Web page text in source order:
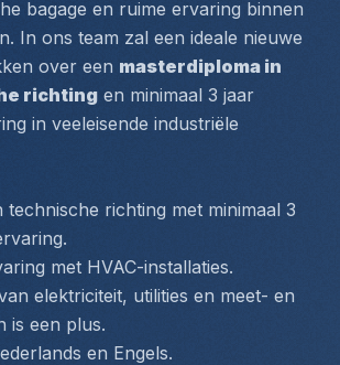
bagage en ruime ervaring binnen
In ons team zal een ideale nieuwe
over een masterdiploma in
richting en minimaal 3 jaar
in veeleisende industriële
technische richting met minimaal 3
met HVAC-installaties.
elektriciteit, utilities en meet- en
is een plus.
en Engels.